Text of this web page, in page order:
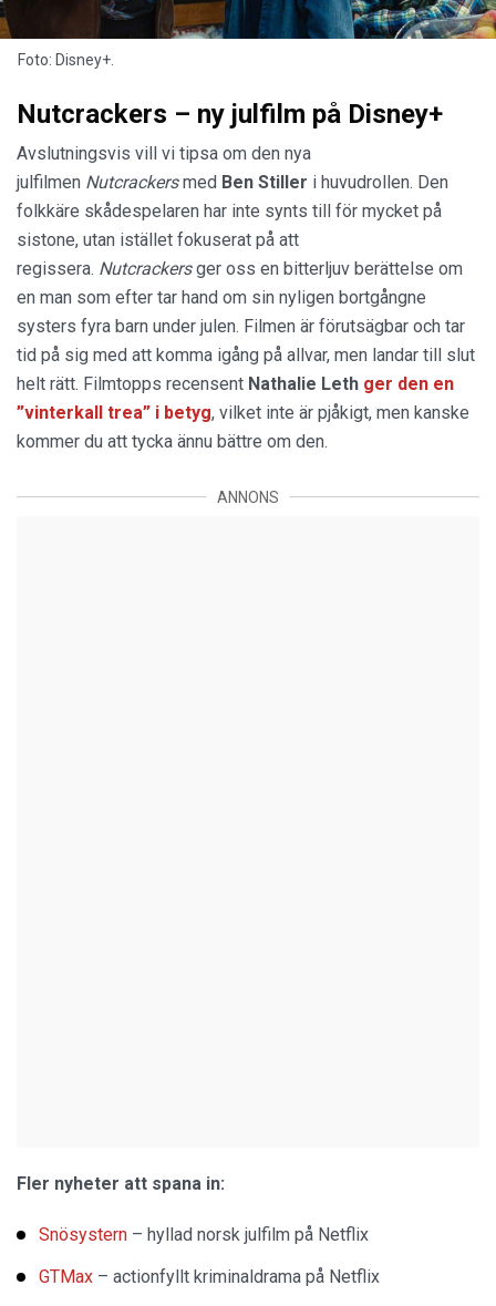
Foto: Disney+.
Nutcrackers – ny julfilm på Disney+
Avslutningsvis vill vi tipsa om den nya
julfilmen Nutcrackersmed Ben Stiller i huvudrollen. Den
folkkäre skådespelaren har inte synts till för mycket på
sistone, utan istället fokuserat på att
regissera. Nutcrackersger oss en bitterljuv berättelse om
en man som efter tar hand om sin nyligen bortgångne
systers fyra barn under julen. Filmen är förutsägbar och tar
tid på sig med att komma igång på allvar, men landar till slut
helt rätt. Filmtopps recensent Nathalie Leth ger den en
”vinterkall trea” i betyg, vilket inte är pjåkigt, men kanske
kommer du att tycka ännu bättre om den.
ANNONS
Fler nyheter att spana in:
Snösystern – hyllad norsk julfilm på Netflix
GTMax – actionfyllt kriminaldrama på Netflix